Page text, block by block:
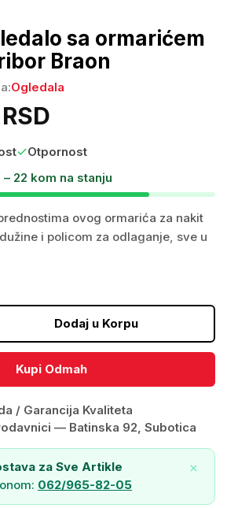
sa ormarićem
Braon
Ogledala
Otpornost
22 kom na stanju
ovog ormarića za nakit
i policom za odlaganje, sve u
sadrži:
se mogu skinuti
unutrašnja obloga štiti vaš nakit od...
Dodaj u Korpu
Kupi Odmah
/ Garancija Kvaliteta
— Batinska 92, Subotica
za Sve Artikle
062/965-82-05